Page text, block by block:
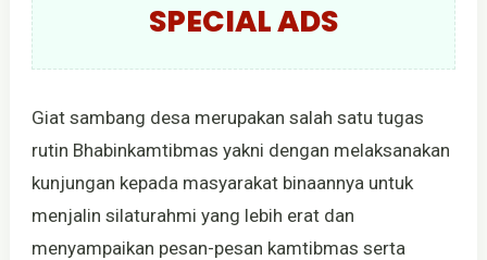
SPECIAL ADS
Giat sambang desa merupakan salah satu tugas
rutin Bhabinkamtibmas yakni dengan melaksanakan
kunjungan kepada masyarakat binaannya untuk
menjalin silaturahmi yang lebih erat dan
menyampaikan pesan-pesan kamtibmas serta